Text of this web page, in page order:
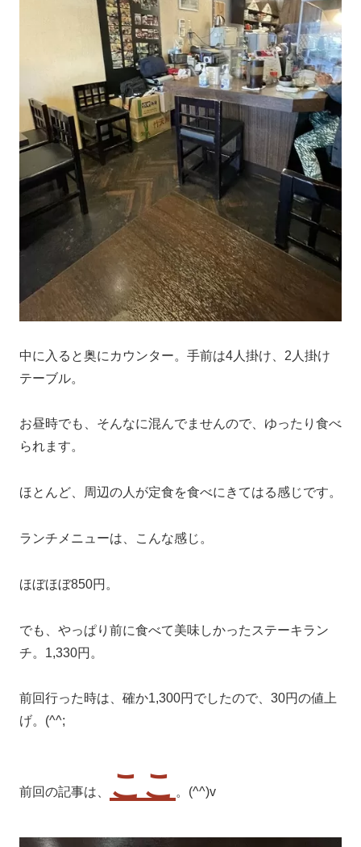
中に入ると奥にカウンター。手前は4人掛け、2人掛け
テーブル。
お昼時でも、そんなに混んでませんので、ゆったり食べ
られます。
ほとんど、周辺の人が定食を食べにきてはる感じです。
ランチメニューは、こんな感じ。
ほぼほぼ850円。
でも、やっぱり前に食べて美味しかったステーキラン
チ。1,330円。
前回行った時は、確か1,300円でしたので、30円の値上
げ。(^^;
前回の記事は、 ここ 。(^^)v